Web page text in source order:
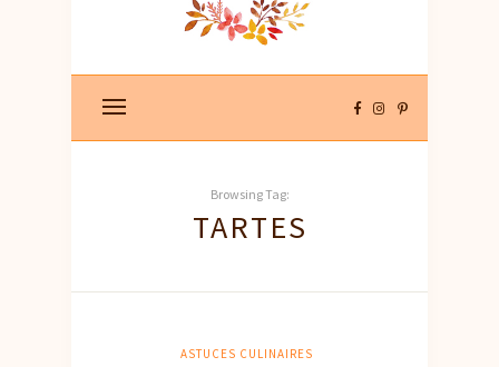
Browsing Tag:
TARTES
ASTUCES CULINAIRES